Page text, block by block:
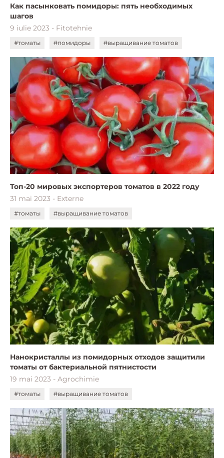
Как пасынковать помидоры: пять необходимых
шагов
9 iulie 2023 - Fitotehnie
#томаты #помидоры #выращивание томатов
Топ-20 мировых экспортеров томатов в 2022 году
31 mai 2023 - Externe
#томаты #выращивание томатов
Нанокристаллы из помидорных отходов защитили
томаты от бактериальной пятнистости
19 mai 2023 - Agrochimie
#томаты #выращивание томатов